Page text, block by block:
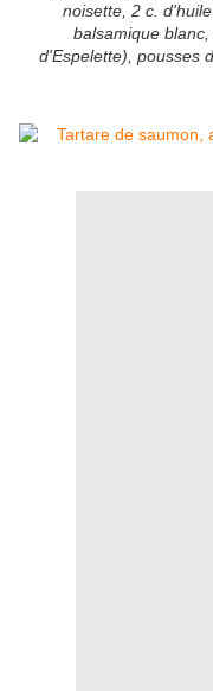
noisette, 2 c.
balsamique
d'Espelette), pousses